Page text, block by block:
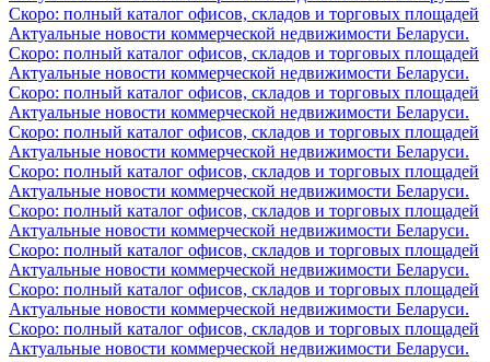
Скоро: полный каталог офисов, складов и торговых площадей
Актуальные новости коммерческой недвижимости Беларуси.
Скоро: полный каталог офисов, складов и торговых площадей
Актуальные новости коммерческой недвижимости Беларуси.
Скоро: полный каталог офисов, складов и торговых площадей
Актуальные новости коммерческой недвижимости Беларуси.
Скоро: полный каталог офисов, складов и торговых площадей
Актуальные новости коммерческой недвижимости Беларуси.
Скоро: полный каталог офисов, складов и торговых площадей
Актуальные новости коммерческой недвижимости Беларуси.
Скоро: полный каталог офисов, складов и торговых площадей
Актуальные новости коммерческой недвижимости Беларуси.
Скоро: полный каталог офисов, складов и торговых площадей
Актуальные новости коммерческой недвижимости Беларуси.
Скоро: полный каталог офисов, складов и торговых площадей
Актуальные новости коммерческой недвижимости Беларуси.
Скоро: полный каталог офисов, складов и торговых площадей
Актуальные новости коммерческой недвижимости Беларуси.